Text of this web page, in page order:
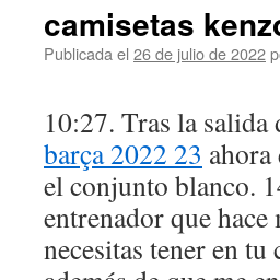
camisetas
Publicada el 26 de julio de 2022
10:27. Tras la
barça 2022 23
el conjunto blanco.
entrenador que
necesitas tener en